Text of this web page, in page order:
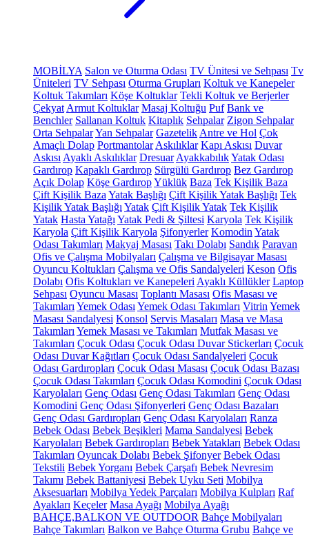
MOBİLYA Salon ve Oturma Odası TV Ünitesi ve Sehpası Tv
Üniteleri TV Sehpası Oturma Grupları Koltuk ve Kanepeler
Koltuk Takımları Köşe Koltuklar Tekli Koltuk ve Berjerler
Çekyat Armut Koltuklar Masaj Koltuğu Puf Bank ve
Benchler Sallanan Koltuk Kitaplık Sehpalar Zigon Sehpalar
Orta SehpalarYan Sehpalar Gazetelik Antre ve Hol Çok
Amaçlı Dolap Portmantolar Askılıklar Kapı Askısı Duvar
Askısı Ayaklı Askılıklar Dresuar AyakkabılıkYatak Odası
Gardırop Kapaklı Gardırop Sürgülü Gardırop Bez Gardırop
Açık Dolap Köşe GardıropYüklük Baza Tek Kişilik Baza
Çift Kişilik Baza Yatak Başlığı Çift Kişilik Yatak Başlığı Tek
Kişilik Yatak Başlığı Yatak Çift Kişilik Yatak Tek Kişilik
Yatak Hasta Yatağı Yatak Pedi & Şiltesi Karyola Tek Kişilik
Karyola Çift Kişilik Karyola Şifonyerler Komodin Yatak
Odası Takımları Makyaj Masası Takı Dolabı Sandık Paravan
Ofis ve Çalışma Mobilyaları Çalışma ve Bilgisayar Masası
Oyuncu Koltukları Çalışma ve Ofis Sandalyeleri Keson Ofis
Dolabı Ofis Koltukları ve Kanepeleri Ayaklı Küllükler Laptop
Sehpası Oyuncu Masası Toplantı Masası Ofis Masası ve
Takımları Yemek Odası Yemek Odası Takımları Vitrin Yemek
Masası Sandalyesi Konsol Servis Masaları Masa ve Masa
Takımları Yemek Masası ve Takımları Mutfak Masası ve
Takımları Çocuk Odası Çocuk Odası Duvar Stickerları Çocuk
Odası Duvar Kağıtları Çocuk Odası Sandalyeleri Çocuk
Odası Gardıropları Çocuk Odası Masası Çocuk Odası Bazası
Çocuk Odası Takımları Çocuk Odası Komodini Çocuk Odası
Karyolaları Genç Odası Genç Odası Takımları Genç Odası
Komodini Genç Odası Şifonyerleri Genç Odası Bazaları
Genç Odası Gardıropları Genç Odası Karyolaları Ranza
Bebek Odası Bebek Beşikleri Mama Sandalyesi Bebek
Karyolaları Bebek Gardıropları Bebek Yatakları Bebek Odası
Takımları Oyuncak Dolabı Bebek Şifonyer Bebek Odası
Tekstili Bebek Yorganı Bebek Çarşafı Bebek Nevresim
Takımı Bebek Battaniyesi Bebek Uyku Seti Mobilya
Aksesuarları Mobilya Yedek Parçaları Mobilya Kulpları Raf
Ayakları Keçeler Masa Ayağı Mobilya Ayağı
BAHÇE,BALKON VE OUTDOOR Bahçe Mobilyaları
Bahçe Takımları Balkon ve Bahçe Oturma Grubu Bahçe ve